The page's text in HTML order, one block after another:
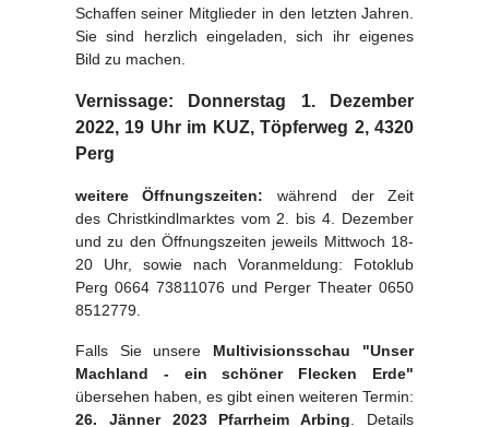
Schaffen seiner Mitglieder in den letzten Jahren.
Sie sind herzlich eingeladen, sich ihr eigenes
Bild zu machen.
Vernissage: Donnerstag 1. Dezember
2022, 19 Uhr im KUZ, Töpferweg 2, 4320
Perg
weitere Öffnungszeiten: während der Zeit
des Christkindlmarktes vom 2. bis 4. Dezember
und zu den Öffnungszeiten jeweils Mittwoch 18-
20 Uhr, sowie nach Voranmeldung: Fotoklub
Perg 0664 73811076 und Perger Theater 0650
8512779.
Falls Sie unsere Multivisionsschau "Unser
Machland - ein schöner Flecken Erde"
übersehen haben, es gibt einen weiteren Termin:
26. Jänner 2023 Pfarrheim Arbing . Details